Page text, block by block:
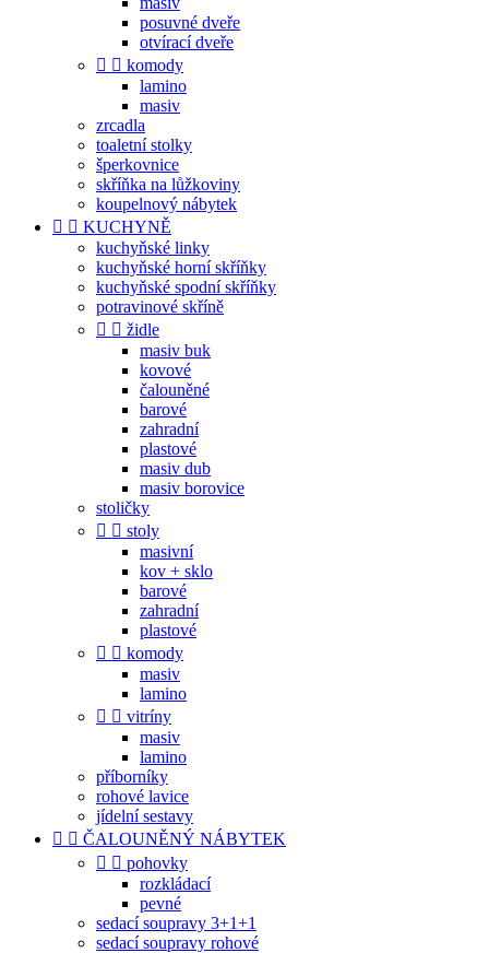
posuvné dveře
otvírací dveře
  komody
lamino
masiv
zrcadla
toaletní stolky
šperkovnice
skříňka na lůžkoviny
koupelnový nábytek
  KUCHYNĚ
kuchyňské linky
kuchyňské horní skříňky
kuchyňské spodní skříňky
potravinové skříně
  židle
masiv buk
kovové
čalouněné
barové
zahradní
plastové
masiv dub
masiv borovice
stoličky
  stoly
masivní
kov + sklo
barové
zahradní
plastové
  komody
masiv
lamino
  vitríny
masiv
lamino
příborníky
rohové lavice
jídelní sestavy
  ČALOUNĚNÝ NÁBYTEK
  pohovky
rozkládací
pevné
sedací soupravy 3+1+1
sedací soupravy rohové